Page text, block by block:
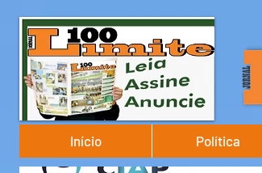
Início Política